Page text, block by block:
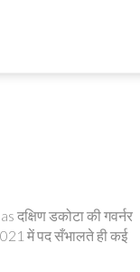
दक्षिण डकोटा की गवर्नर
में पद सँभालते ही कई